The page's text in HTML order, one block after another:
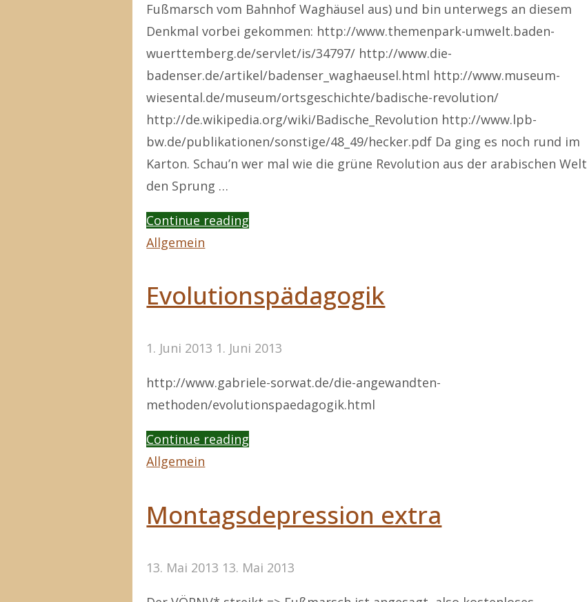
Fußmarsch vom Bahnhof Waghäusel aus) und bin unterwegs an diesem
Denkmal vorbei gekommen: http://www.themenpark-umwelt.baden-
wuerttemberg.de/servlet/is/34797/ http://www.die-
badenser.de/artikel/badenser_waghaeusel.html http://www.museum-
wiesental.de/museum/ortsgeschichte/badische-revolution/
http://de.wikipedia.org/wiki/Badische_Revolution http://www.lpb-
bw.de/publikationen/sonstige/48_49/hecker.pdf Da ging es noch rund im
Karton. Schau’n wer mal wie die grüne Revolution aus der arabischen Welt
den Sprung …
Continue reading
Allgemein
Evolutionspädagogik
1. Juni 2013 1. Juni 2013
http://www.gabriele-sorwat.de/die-angewandten-
methoden/evolutionspaedagogik.html
Continue reading
Allgemein
Montagsdepression extra
13. Mai 2013 13. Mai 2013